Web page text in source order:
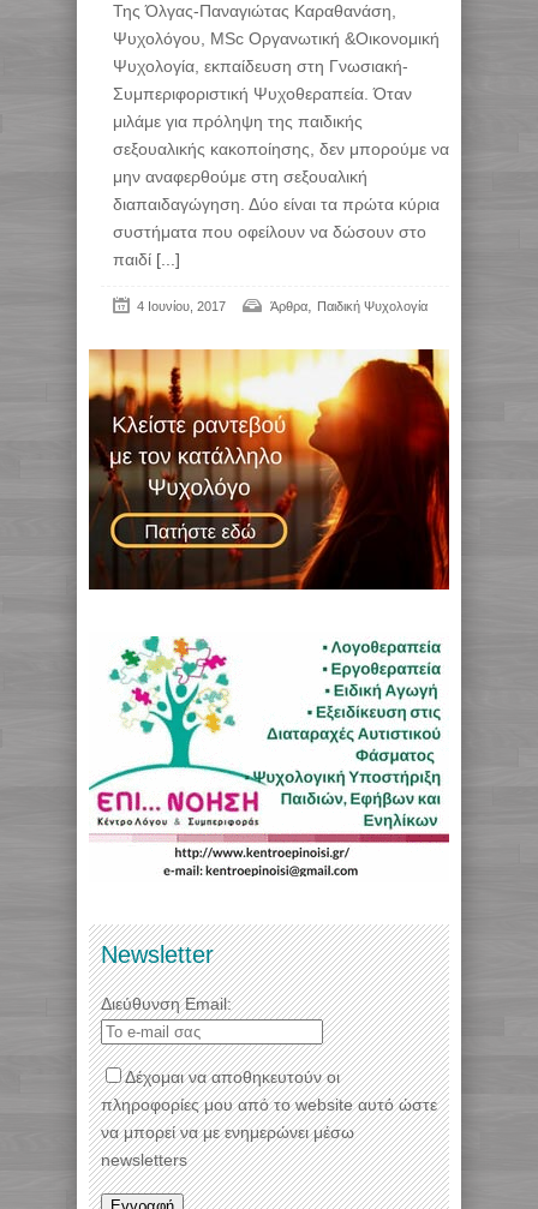
Της Όλγας-Παναγιώτας Καραθανάση,
Ψυχολόγου, MSc Οργανωτική &Οικονομική
Ψυχολογία, εκπαίδευση στη Γνωσιακή-
Συμπεριφοριστική Ψυχοθεραπεία. Όταν
μιλάμε για πρόληψη της παιδικής
σεξουαλικής κακοποίησης, δεν μπορούμε να
μην αναφερθούμε στη σεξουαλική
διαπαιδαγώγηση. Δύο είναι τα πρώτα κύρια
συστήματα που οφείλουν να δώσουν στο
παιδί [...]
4 Ιουνίου, 2017 Άρθρα, Παιδική Ψυχολογία
Newsletter
Διεύθυνση Email:
Δέχομαι να αποθηκευτούν οι
πληροφορίες μου από το website αυτό ώστε
να μπορεί να με ενημερώνει μέσω
newsletters